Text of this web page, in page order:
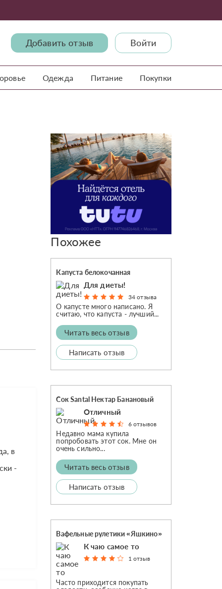
Добавить отзыв Войти
Одежда Питание Покупки
в
-
Похожее
Капуста белокочанная
Для диеты!
34 отзыва
О капусте много написано. Я
считаю, что капуста - лучший...
Читать весь отзыв
Написать отзыв
Сок Santal Нектар Банановый
Отличный
6 отзывов
Недавно мама купила
попробовать этот сок. Мне он
очень сильно...
Читать весь отзыв
Написать отзыв
Вафельные рулетики «Яшкино»
К чаю самое то
1 отзыв
Часто приходится покупать